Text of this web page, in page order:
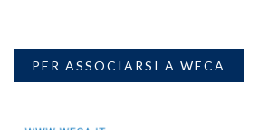
PER ASSOCIARSI A WECA